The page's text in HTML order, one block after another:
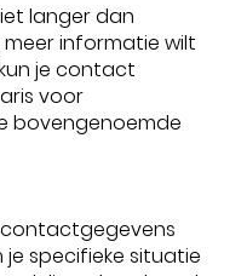
langer dan
meer informatie wilt
je contact
voor
bovengenoemde
je specifieke situatie